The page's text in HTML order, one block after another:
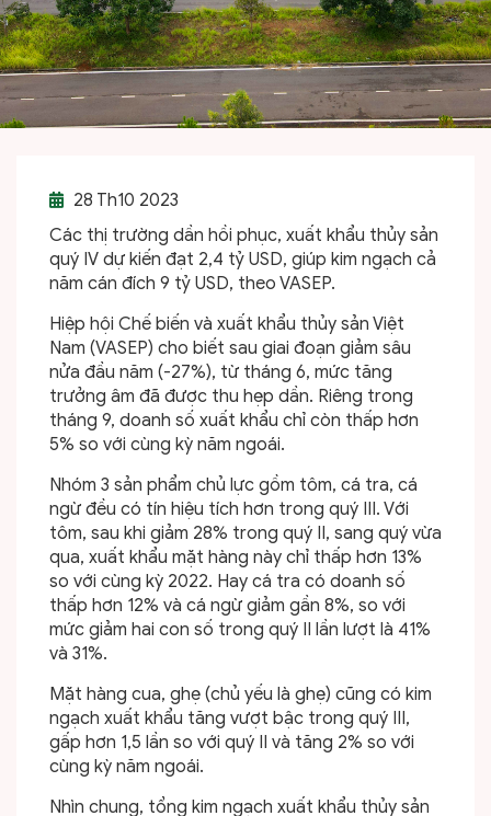
28 Th10 2023
Các thị trường dần hồi phục, xuất khẩu thủy sản
quý IV dự kiến đạt 2,4 tỷ USD, giúp kim ngạch cả
năm cán đích 9 tỷ USD, theo VASEP.
Hiệp hội Chế biến và xuất khẩu thủy sản Việt
Nam (VASEP) cho biết sau giai đoạn giảm sâu
nửa đầu năm (-27%), từ tháng 6, mức tăng
trưởng âm đã được thu hẹp dần. Riêng trong
tháng 9, doanh số xuất khẩu chỉ còn thấp hơn
5% so với cùng kỳ năm ngoái.
Nhóm 3 sản phẩm chủ lực gồm tôm, cá tra, cá
ngừ đều có tín hiệu tích hơn trong quý III. Với
tôm, sau khi giảm 28% trong quý II, sang quý vừa
qua, xuất khẩu mặt hàng này chỉ thấp hơn 13%
so với cùng kỳ 2022. Hay cá tra có doanh số
thấp hơn 12% và cá ngừ giảm gần 8%, so với
mức giảm hai con số trong quý II lần lượt là 41%
và 31%.
Mặt hàng cua, ghẹ (chủ yếu là ghẹ) cũng có kim
ngạch xuất khẩu tăng vượt bậc trong quý III,
gấp hơn 1,5 lần so với quý II và tăng 2% so với
cùng kỳ năm ngoái.
Nhìn chung, tổng kim ngạch xuất khẩu thủy sản